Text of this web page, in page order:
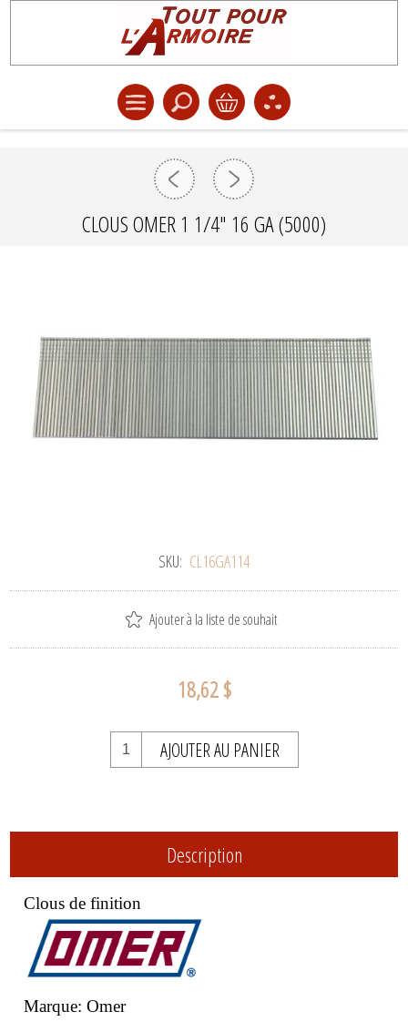
CLOUS OMER 1 1/4" 16 GA (5000)
SKU: CL16GA114
Ajouter à la liste de souhait
18,62 $
AJOUTER AU PANIER
Description
Clous de finition
Marque: Omer